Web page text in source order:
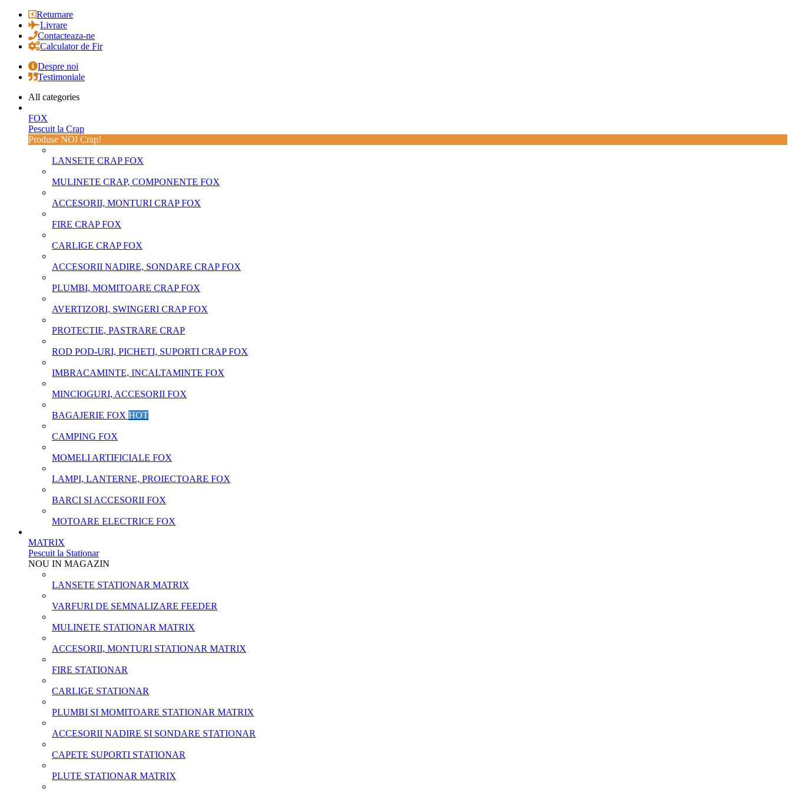
Returnare
Livrare
Contacteaza-ne
Calculator de Fir
Despre noi
Testimoniale
All categories
FOX
Pescuit la Crap
Produse NOI Crap!
LANSETE CRAP FOX
MULINETE CRAP, COMPONENTE FOX
ACCESORII, MONTURI CRAP FOX
FIRE CRAP FOX
CARLIGE CRAP FOX
ACCESORII NADIRE, SONDARE CRAP FOX
PLUMBI, MOMITOARE CRAP FOX
AVERTIZORI, SWINGERI CRAP FOX
PROTECTIE, PASTRARE CRAP
ROD POD-URI, PICHETI, SUPORTI CRAP FOX
IMBRACAMINTE, INCALTAMINTE FOX
MINCIOGURI, ACCESORII FOX
BAGAJERIE FOX HOT
CAMPING FOX
MOMELI ARTIFICIALE FOX
LAMPI, LANTERNE, PROIECTOARE FOX
BARCI SI ACCESORII FOX
MOTOARE ELECTRICE FOX
MATRIX
Pescuit la Stationar
NOU IN MAGAZIN
LANSETE STATIONAR MATRIX
VARFURI DE SEMNALIZARE FEEDER
MULINETE STATIONAR MATRIX
ACCESORII, MONTURI STATIONAR MATRIX
FIRE STATIONAR
CARLIGE STATIONAR
PLUMBI SI MOMITOARE STATIONAR MATRIX
ACCESORII NADIRE SI SONDARE STATIONAR
CAPETE SUPORTI STATIONAR
PLUTE STATIONAR MATRIX